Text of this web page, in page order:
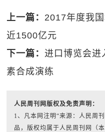
上一篇： 2017年度我
近1500亿元
下一篇： 进口博览会进
素合成演练
人民周刊网版权及免责声明：
1、凡本网注明“来源：人民周
品，版权均属于人民周刊网（